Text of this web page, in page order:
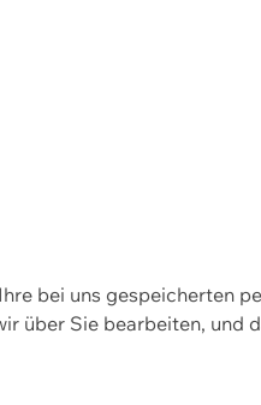
bei uns gespeicherten
über Sie bearbeiten,